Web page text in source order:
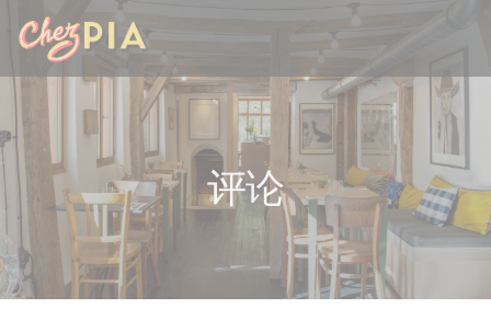
Cookie管理面板
评论